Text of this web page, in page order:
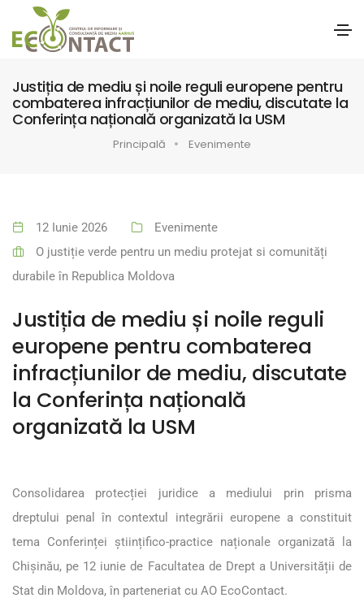
Justiția de mediu și noile reguli europene pentru
combaterea infracțiunilor de mediu, discutate la
Conferința națională organizată la USM
Principală Evenimente
12 Iunie 2026
Evenimente
O justiție verde pentru un mediu protejat si comunități
durabile în Republica Moldova
Justiția de mediu și noile reguli
europene pentru combaterea
infracțiunilor de mediu, discutate
la Conferința națională
organizată la USM
Consolidarea protecției juridice a mediului prin prisma
dreptului penal în contextul integrării europene a constituit
tema Conferinței științifico-practice naționale organizată la
Chișinău, pe 12 iunie de Facultatea de Drept a Universității de
Stat din Moldova, în parteneriat cu AO EcoContact.